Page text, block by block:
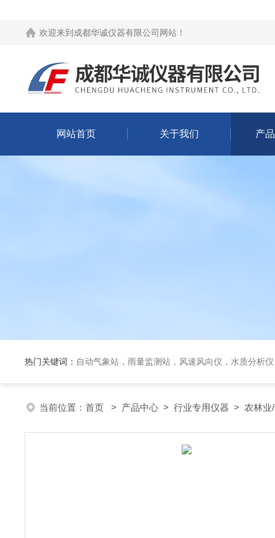
欢迎来到 成都华诚仪器有限公司网站 ！
网站首页 关于我们 产
热门关键词： 自动气象站，雨量监测站，风速风向仪，水质分析
当前位置： 首页 > 产品中心 > 行业专用仪器 > 农林业